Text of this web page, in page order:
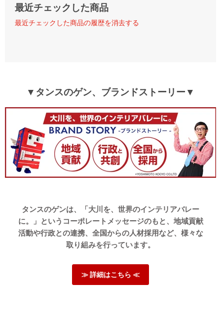
最近チェックした商品
最近チェックした商品の履歴を消去する
▼タンスのゲン、ブランドストーリー▼
タンスのゲンは、「大川を、世界のインテリアバレー
に。」というコーポレートメッセージのもと、地域貢献
活動や行政との連携、全国からの人材採用など、様々な
取り組みを行っています。
≫ 詳細はこちら ≪